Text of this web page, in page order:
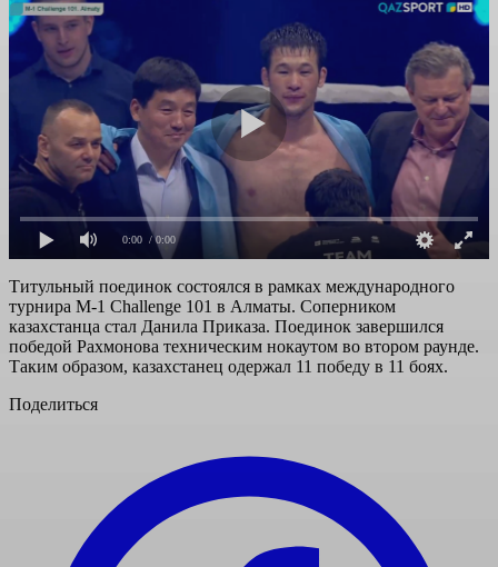
0:00 / 0:00
Титульный поединок состоялся в рамках международного
турнира M-1 Challenge 101 в Алматы. Соперником
казахстанца стал Данила Приказа. Поединок завершился
победой Рахмонова техническим нокаутом во втором раунде.
Таким образом, казахстанец одержал 11 победу в 11 боях.
Поделиться